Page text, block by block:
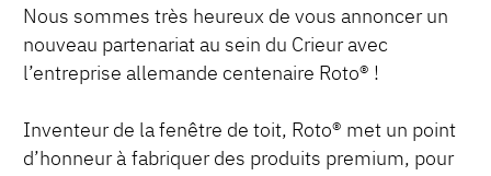
Nous sommes très heureux de vous annoncer un
nouveau partenariat au sein du Crieur avec
l’entreprise allemande centenaire Roto® !
Inventeur de la fenêtre de toit, Roto® met un point
d’honneur à fabriquer des produits premium, pour